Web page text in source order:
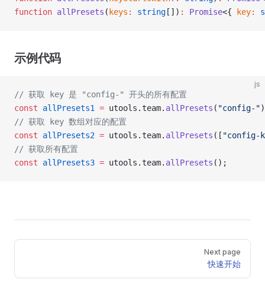
function allPresets ( keys : string []) : Promise<{ key:
示例代码
js
// 获取 key 是 "config-" 开头的所有配置
const allPresets1 = utools.team. allPresets ( "config-"
// 获取 key 数组对应的配置
const allPresets2 = utools.team. allPresets ([ "config-
// 获取所有配置
const allPresets3 = utools.team. allPresets ();
Pager
Next page
快速开始